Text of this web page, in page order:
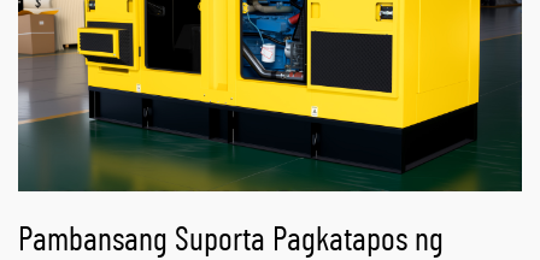
Pambansang Suporta Pagkatapos ng